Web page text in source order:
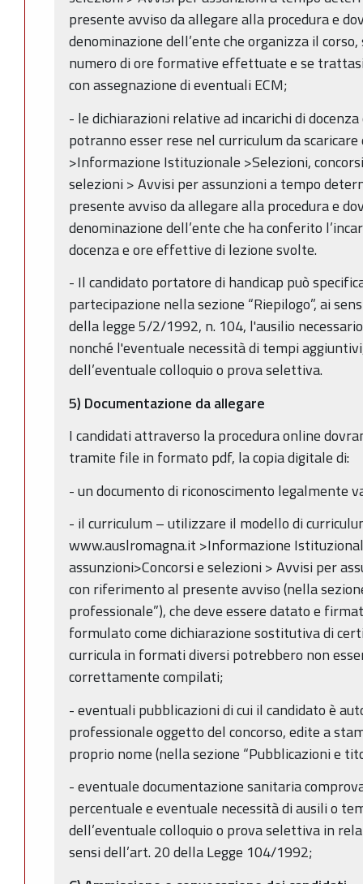
presente avviso da allegare alla procedura e
denominazione dell’ente che organizza il
numero di ore formative effettuate e se
con assegnazione di eventuali ECM;
- le dichiarazioni relative ad incarichi di
potranno esser rese nel curriculum da
>Informazione Istituzionale >Selezioni,
selezioni > Avvisi per assunzioni a tempo
presente avviso da allegare alla procedura e
denominazione dell’ente che ha conferito
docenza e ore effettive di lezione svolte.
- Il candidato portatore di handicap può
partecipazione nella sezione “Riepilogo”, ai
della legge 5/2/1992, n. 104, l'ausilio
nonché l'eventuale necessità di tempi
dell’eventuale colloquio o prova selettiva.
5) Documentazione da allegare
I candidati attraverso la procedura online
tramite file in formato pdf, la copia digitale di:
- un documento di riconoscimento legalmente
- il curriculum – utilizzare il modello di
www.auslromagna.it >Informazione
assunzioni>Concorsi e selezioni > Avvisi per
con riferimento al presente avviso (nella
professionale”), che deve essere datato e
formulato come dichiarazione sostitutiva di
curricula in formati diversi potrebbero non
correttamente compilati;
- eventuali pubblicazioni di cui il candidato è
professionale oggetto del concorso, edite a
proprio nome (nella sezione “Pubblicazioni e
- eventuale documentazione sanitaria
percentuale e eventuale necessità di ausili o
dell’eventuale colloquio o prova selettiva in
sensi dell’art. 20 della Legge 104/1992;